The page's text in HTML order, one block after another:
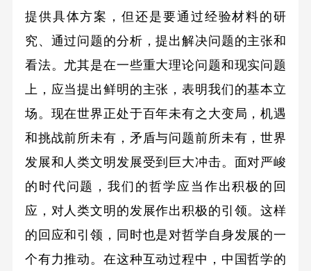
提供具体方案，但还是要通过经验材料的研
究、通过问题的分析，提出解决问题的主张和
看法。尤其是在一些重大理论问题和现实问题
上，应当提出鲜明的主张，表明我们的基本立
场。现在世界正处于百年未有之大变局，机遇
和挑战前所未有，矛盾与问题前所未有，世界
发展和人类文明发展受到巨大冲击。面对严峻
的时代问题，我们的哲学应当作出积极的回
应，对人类文明的发展作出积极的引领。这样
的回应和引领，同时也是对哲学自身发展的一
个有力推动。在这种互动过程中，中国哲学的